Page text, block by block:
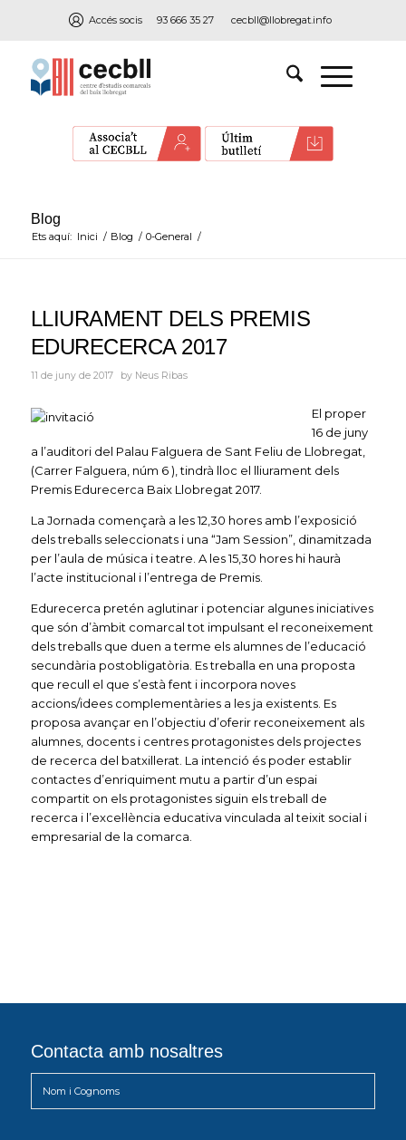
Accés socis 93 666 35 27 cecbll@llobregat.info
Blog
Ets aquí: Inici / Blog / 0-General /
LLIURAMENT DELS PREMIS
EDURECERCA 2017
11 de juny de 2017 by Neus Ribas
El proper
16 de juny
a l’auditori del Palau Falguera de Sant Feliu de Llobregat,
(Carrer Falguera, núm 6 ), tindrà lloc el lliurament dels
Premis Edurecerca Baix Llobregat 2017.
La Jornada començarà a les 12,30 hores amb l’exposició
dels treballs seleccionats i una “Jam Session”, dinamitzada
per l’aula de música i teatre. A les 15,30 hores hi haurà
l’acte institucional i l’entrega de Premis.
Edurecerca pretén aglutinar i potenciar algunes iniciatives
que són d’àmbit comarcal tot impulsant el reconeixement
dels treballs que duen a terme els alumnes de l’educació
secundària postobligatòria. Es treballa en una proposta
que recull el que s’està fent i incorpora noves
accions/idees complementàries a les ja existents. Es
proposa avançar en l’objectiu d’oferir reconeixement als
alumnes, docents i centres protagonistes dels projectes
de recerca del batxillerat. La intenció és poder establir
contactes d’enriquiment mutu a partir d’un espai
compartit on els protagonistes siguin els treball de
recerca i l’excel·lència educativa vinculada al teixit social i
empresarial de la comarca.
Contacta amb nosaltres